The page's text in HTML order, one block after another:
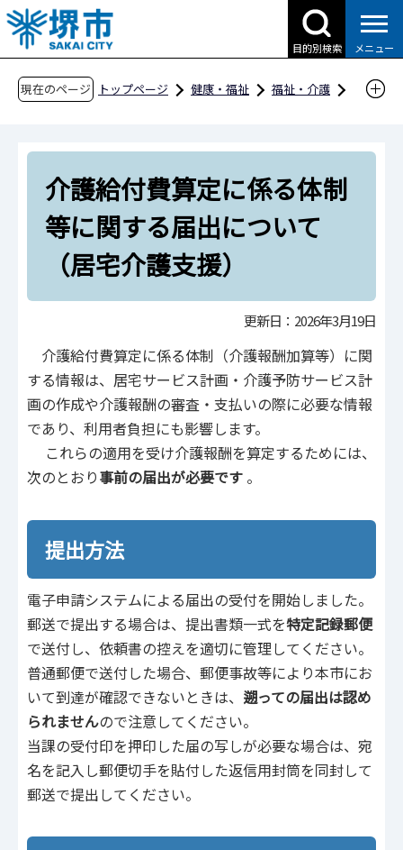
こ
の
ペ
目的別検索 メニュー
現在のページ トップページ 健康・福祉
福祉・介護
居宅サービス事業・介護予防サービス事業・居
宅介護支援事業関係
算定基準・介護給付費算定に係る体制（加算）
に関する届出
介護給付費算定に係る体制等に関する届出につ
いて（居宅介護支援）
介護給付費算定に係る体制
等に関する届出について
（居宅介護支援）
更新日：2026年3月19日
介護給付費算定に係る体制（介護報酬加算等）に関
する情報は、居宅サービス計画・介護予防サービス計
画の作成や介護報酬の審査・支払いの際に必要な情報
であり、利用者負担にも影響します。
これらの適用を受け介護報酬を算定するためには、
次のとおり事前の届出が必要です 。
提出方法
電子申請システムによる届出の受付を開始しました。
郵送で提出する場合は、提出書類一式を特定記録郵便
で送付し、依頼書の控えを適切に管理してください。
普通郵便で送付した場合、郵便事故等により本市にお
いて到達が確認できないときは、 遡っての届出は認め
られませんので注意してください。
当課の受付印を押印した届の写しが必要な場合は、宛
名を記入し郵便切手を貼付した返信用封筒を同封して
郵送で提出してください。